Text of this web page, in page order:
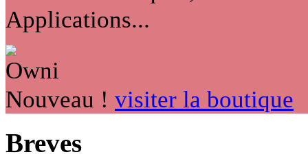
Applications...
Nouveau ! visiter la boutique
Breves